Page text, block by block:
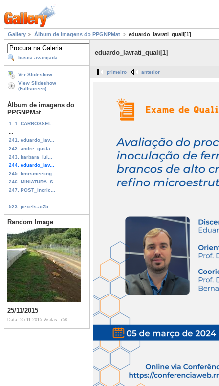
Gallery Álbum de imagens do PPGNPMat eduardo_lavrati_quali[1]
busca avançada
Ver Slideshow
View Slideshow
(Fullscreen)
Álbum de imagens do
PPGNPMat
1. 1_CARROSSEL...
241. eduardo_lav...
242. andre_gusta...
243. barbara_lui...
244. eduardo_lav...
245. bmrsmeeting...
246. MINIATURA_S...
247. POST_incric...
523. pexels-ai25...
Random Image
25/11/2015
Data: 25-11-2015 Visitas: 750
eduardo_lavrati_quali[1]
primeiro anterior